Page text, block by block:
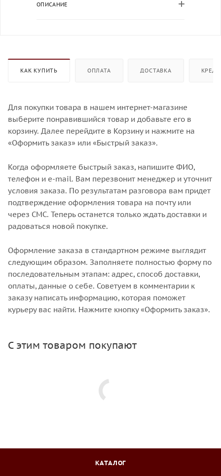
ОПИСАНИЕ
КАК КУПИТЬ ОПЛАТА ДОСТАВКА
Для покупки товара в нашем интернет-магазине
выберите понравившийся товар и добавьте его в
корзину. Далее перейдите в Корзину и нажмите на
«Оформить заказ» или «Быстрый заказ».
Когда оформляете быстрый заказ, напишите ФИО,
телефон и e-mail. Вам перезвонит менеджер и уточнит
условия заказа. По результатам разговора вам придет
подтверждение оформления товара на почту или
через СМС. Теперь останется только ждать доставки и
радоваться новой покупке.
Оформление заказа в стандартном режиме выглядит
следующим образом. Заполняете полностью форму по
последовательным этапам: адрес, способ доставки,
оплаты, данные о себе. Советуем в комментарии к
заказу написать информацию, которая поможет
курьеру вас найти. Нажмите кнопку «Оформить заказ».
С этим товаром покупают
КАТАЛОГ